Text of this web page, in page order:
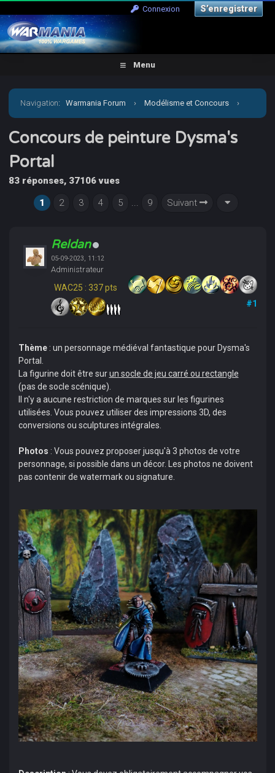
Connexion S’enregistrer
Menu
Navigation:Warmania Forum › Modélisme et Concours ›
Concours & défis › Concours de peinture Dysma's Portal
Concours de peinture Dysma's
Portal
83 réponses, 37106 vues
1
2 3 4 5 ... 9 Suivant
Reldan
05-09-2023, 11:12
Administrateur
WAC25 : 337 pts
#1
Thème: un personnage médiéval fantastique pour Dysma's
Portal.
La figurine doit être surun socle de jeu carré ou rectangle
(pas de socle scénique).
Il n'y a aucune restriction de marques sur les figurines
utilisées. Vous pouvez utiliser des impressions 3D, des
conversions ou sculptures intégrales.
Photos : Vous pouvez proposer jusqu'à 3 photos de votre
personnage, si possible dans un décor. Les photos ne doivent
pas contenir de watermark ou signature.